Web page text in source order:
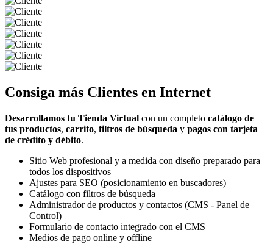
Consiga más Clientes en Internet
Desarrollamos tu Tienda Virtual con un completo catálogo de
tus productos, carrito, filtros de búsqueda y pagos con tarjeta
de crédito y débito.
Sitio Web profesional y a medida con diseño preparado para
todos los dispositivos
Ajustes para SEO (posicionamiento en buscadores)
Catálogo con filtros de búsqueda
Administrador de productos y contactos (CMS - Panel de
Control)
Formulario de contacto integrado con el CMS
Medios de pago online y offline